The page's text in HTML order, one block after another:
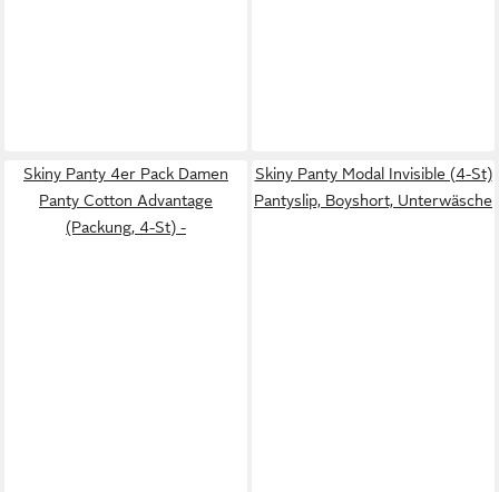
Skiny Panty 4er Pack Damen
Panty Cotton Advantage
(Packung, 4-St) -
Skiny Panty Modal Invisible (4-St)
Pantyslip, Boyshort, Unterwäsche